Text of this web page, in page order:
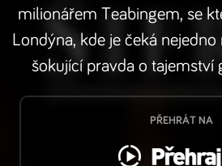
milionářem Teabingem, se
Londýna, kde je čeká nejedno
šokující pravda o tajemství
PŘEHRÁT NA